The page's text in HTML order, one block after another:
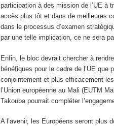
participation à des mission de l’UE à
accès plus tôt et dans de meilleures
dans le processus d’examen
par une telle implication, ce ne sera
Enfin, le bloc devrait chercher à
bénéfiques pour le cadre de l’UE
conjointement et plus efficacement
l’Union européenne au Mali (EUTM
Takouba pourrait compléter
A l’avenir, les Européens seront plus